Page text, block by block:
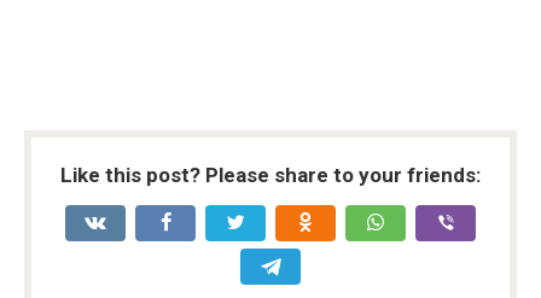
Like this post? Please share to your friends: